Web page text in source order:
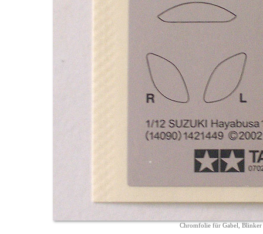
Chromfolie für Gabel,